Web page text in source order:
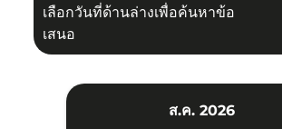
เลือกวันที่ด้านล่างเพื่อค้นหาข้อ
เสนอ
ส.ค. 2026